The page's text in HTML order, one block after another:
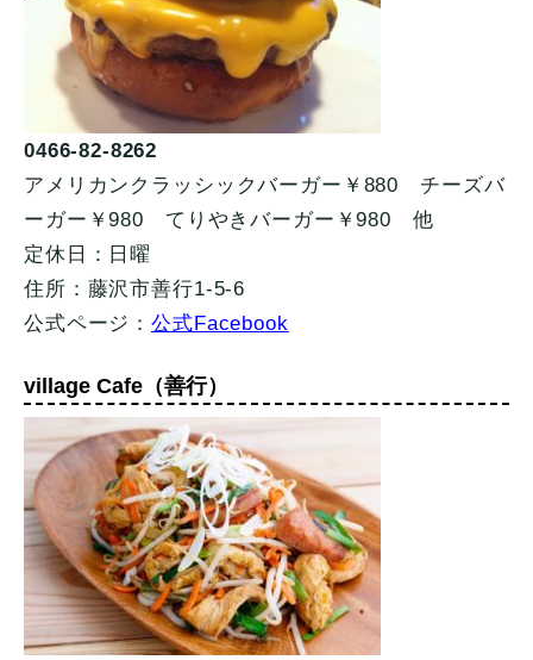
0466-82-8262
アメリカンクラッシックバーガー￥880 チーズバ
ーガー￥980 てりやきバーガー￥980 他
定休日：日曜
住所：藤沢市善行1-5-6
公式ページ：公式Facebook
village Cafe（善行）